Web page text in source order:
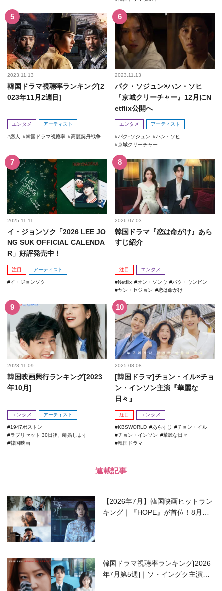
2023.11.13
韓国ドラマ視聴率ランキング[2
023年11月2週目]
エンタメ アーティスト
恋人 韓国ドラマ視聴率 高麗契丹戦争
2023.11.13
パク・ソジュン×ハン・ソヒ
『京城クリーチャー』12月にN
etflix公開へ
エンタメ アーティスト
パク･ソジュン
ハン・ソヒ
京城クリーチャー
2025.11.11
イ・ジョンソク「2026 LEE JO
NG SUK OFFICIAL CALENDA
R」好評発売中！
注目 アーティスト
イ・ジョンソク
2026.07.03
韓国ドラマ『恋は命がけ』あら
すじ紹介
注目 エンタメ
Netflix オン・ソンウ
パク・ウンビン
ヤン・セジョン
恋は命がけ
2023.11.09
韓国映画興行ランキング[2023
年10月]
エンタメ アーティスト
1947ボストン
ラブリセット 30日後、離婚します
韓国映画
2025.08.08
[韓国ドラマ]チョン・イル×チョ
ン・インソン主演『華麗な
日々』
注目 エンタメ
KBSWORLD あらすじ
チョン・イル
チョン・インソン
華麗な日々
韓国ドラマ
連載記事
【2026年7月】韓国映画ヒットラン
キング｜『HOPE』が首位！8月公
韓国ドラマ視聴率ランキング[2026
年7月第5週]｜ソ・イングク主演の